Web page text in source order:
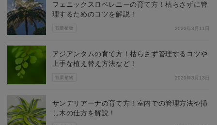
観葉植物
フェニックスロベレニーの育て方！枯らさずに管
理するためのコツを解説！
2020年3月11日
観葉植物
アジアンタムの育て方！枯らさず管理するコツや
上手な植え替え方法など！
2020年3月13日
サンデリアーナの育て方！室内での管理方法や挿
し木の仕方を解説！